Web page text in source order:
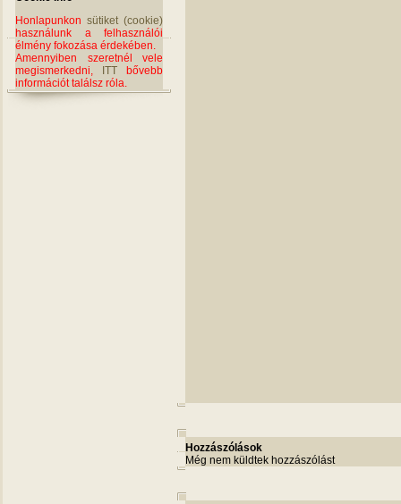
Honlapunkon sütiket (cookie)
használunk a felhasználói
élmény fokozása érdekében.
Amennyiben szeretnél vele
megismerkedni,
ITT bővebb
információt találsz róla.
Hozzászólások
Még nem küldtek hozzászólást